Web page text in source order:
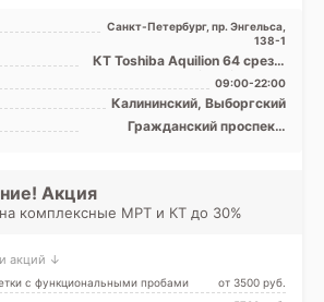
Санкт-Петербург, пр. Энгельса,
138-1
КТ Toshiba Аquilion 64 среза,
МРТ Toshiba Titan 1.5T
полуоткрытого тип ...
09:00-22:00
Калининский, Выборгский
Гражданский проспект,
Акция
комплексные МРТ и КТ до 30%
акций ↓
с функциональными пробами
от 3500 pуб.